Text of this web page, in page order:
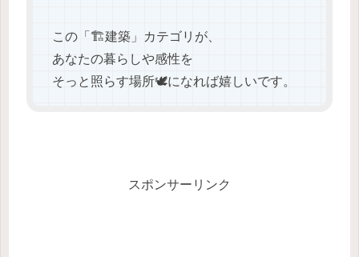
この「🏗️建築」カテゴリが、
あなたの暮らしや感性を
そっと照らす場所🕊️になれば嬉しいです。
スポンサーリンク